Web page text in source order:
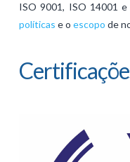
ISO 9001, ISO 14001
políticas e o escopo de